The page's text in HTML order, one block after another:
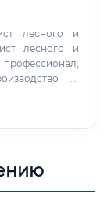
лесного и
лесного и
и
— это